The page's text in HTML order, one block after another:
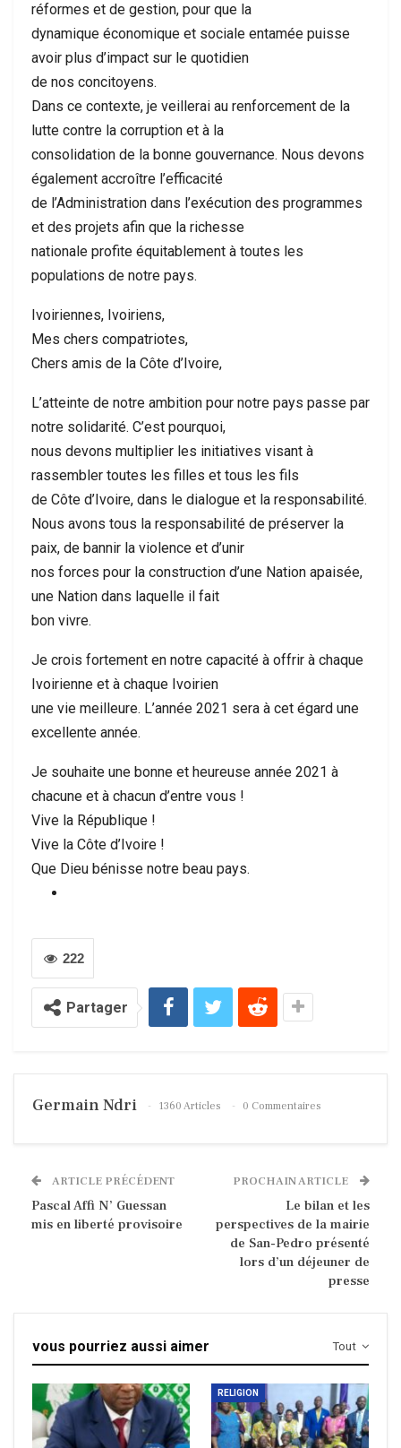
réformes et de gestion, pour que la
dynamique économique et sociale entamée puisse
avoir plus d’impact sur le quotidien
de nos concitoyens.
Dans ce contexte, je veillerai au renforcement de la
lutte contre la corruption et à la
consolidation de la bonne gouvernance. Nous devons
également accroître l’efficacité
de l’Administration dans l’exécution des programmes
et des projets afin que la richesse
nationale profite équitablement à toutes les
populations de notre pays.
Ivoiriennes, Ivoiriens,
Mes chers compatriotes,
Chers amis de la Côte d’Ivoire,
L’atteinte de notre ambition pour notre pays passe par
notre solidarité. C’est pourquoi,
nous devons multiplier les initiatives visant à
rassembler toutes les filles et tous les fils
de Côte d’Ivoire, dans le dialogue et la responsabilité.
Nous avons tous la responsabilité de préserver la
paix, de bannir la violence et d’unir
nos forces pour la construction d’une Nation apaisée,
une Nation dans laquelle il fait
bon vivre.
Je crois fortement en notre capacité à offrir à chaque
Ivoirienne et à chaque Ivoirien
une vie meilleure. L’année 2021 sera à cet égard une
excellente année.
Je souhaite une bonne et heureuse année 2021 à
chacune et à chacun d’entre vous !
Vive la République !
Vive la Côte d’Ivoire !
Que Dieu bénisse notre beau pays.
222
Partager
Germain Ndri 1360 Articles 0 Commentaires
ARTICLE PRÉCÉDENT
Pascal Affi N’ Guessan
mis en liberté provisoire
PROCHAIN ARTICLE
Le bilan et les
perspectives de la mairie
de San-Pedro présenté
lors d’un déjeuner de
presse
Tout
vous pourriez aussi aimer
RELIGION